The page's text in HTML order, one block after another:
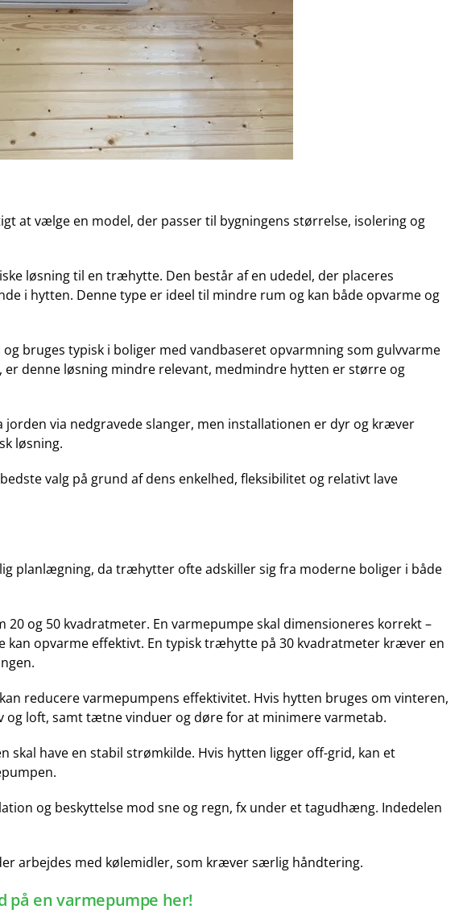
at vælge en model, der passer til bygningens størrelse, isolering og
løsning til en træhytte. Den består af en udedel, der placeres
i hytten. Denne type er ideel til mindre rum og kan både opvarme og
bruges typisk i boliger med vandbaseret opvarmning som gulvvarme
denne løsning mindre relevant, medmindre hytten er større og
via nedgravede slanger, men installationen er dyr og kræver
løsning.
valg på grund af dens enkelhed, fleksibilitet og relativt lave
planlægning, da træhytter ofte adskiller sig fra moderne boliger i både
og 50 kvadratmeter. En varmepumpe skal dimensioneres korrekt –
kan opvarme effektivt. En typisk træhytte på 30 kvadratmeter kræver en
reducere varmepumpens effektivitet. Hvis hytten bruges om vinteren,
loft, samt tætne vinduer og døre for at minimere varmetab.
have en stabil strømkilde. Hvis hytten ligger off-grid, kan et
og beskyttelse mod sne og regn, fx under et tagudhæng. Indedelen
arbejdes med kølemidler, som kræver særlig håndtering.
på en varmepumpe her!